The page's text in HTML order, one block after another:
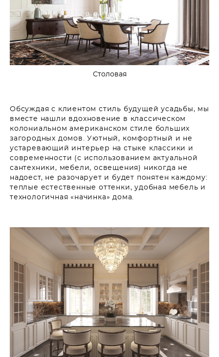
Столовая
Обсуждая с клиентом стиль будущей усадьбы, мы
вместе нашли вдохновение в классическом
колониальном американском стиле больших
загородных домов. Уютный, комфортный и не
устаревающий интерьер на стыке классики и
современности (с использованием актуальной
сантехники, мебели, освещения) никогда не
надоест, не разочарует и будет понятен каждому:
теплые естественные оттенки, удобная мебель и
технологичная «начинка» дома.